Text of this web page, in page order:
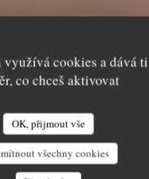
využívá cookies a dává
co chceš aktivovat
OK, přijmout vše
všechny cookies